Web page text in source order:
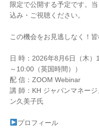
限定で公開する予定です。
込み・ご視聴ください。
この機会をお見逃しなく！
日 時：2026年8月6日（木
～10:00（英国時間））
配 信：ZOOM Webinar
講 師：KH ジャパンマネー
ン久美子氏
プロフィール